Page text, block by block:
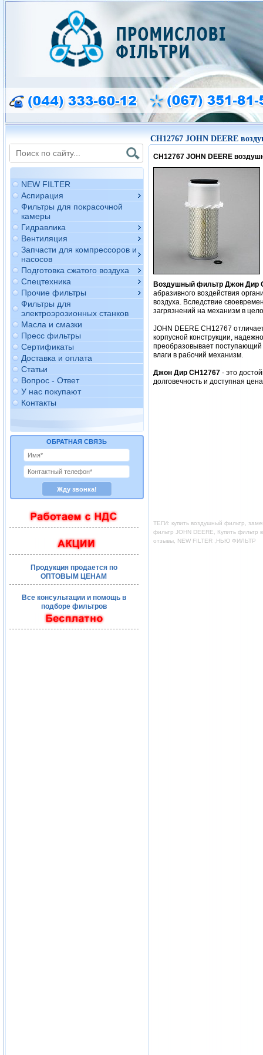
NEW FILTER
Аспирация
Фильтры для покрасочной
камеры
Гидравлика
Вентиляция
Запчасти для компрессоров и
насосов
Подготовка сжатого воздуха
Спецтехника
Прочие фильтры
Фильтры для
электроэрозионных станков
Масла и смазки
Пресс фильтры
Сертификаты
Доставка и оплата
Статьи
Вопрос - Ответ
У нас покупают
Контакты
ОБРАТНАЯ СВЯЗЬ
Продукция продается по
ОПТОВЫМ ЦЕНАМ
Все консультации и помощь в
подборе фильтров
CH12767 JOHN DEERE
CH12767 JOHN DEERE
Воздушный фильтр Джон Дир
абразивного воздействия
воздуха. Вследствие
загрязнений на механизм в
JOHN DEERE CH12767
корпусной конструкции,
преобразовывает поступающий
влаги в рабочий механизм.
Джон Дир CH12767 - это
долговечность и доступная
ТЕГИ: купить воздушный фильтр,
фильтр JOHN DEERE, Купить фильтр
отзывы, NEW FILTER ,НЬЮ ФИЛЬТР